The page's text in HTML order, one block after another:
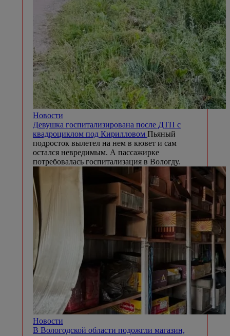
Новости
Девушка госпитализирована после ДТП с
квадроциклом под Кирилловом Пьяный
подросток вылетел на нем в кювет и сам
остался невредимым. А пассажирке
потребовалась госпитализация в Вологду.
Новости
В Вологодской области подожгли магазин,